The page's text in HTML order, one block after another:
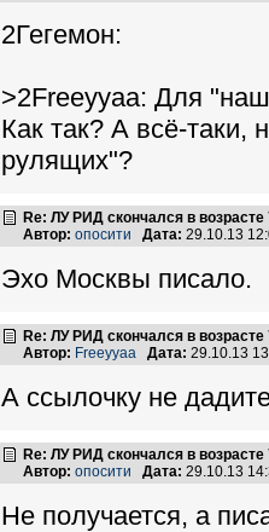
2Гегемон:
>2Freeyyaa: Для
Как так? А всё-
рулящих"?
Re: ЛУ РИД скончался в возрасте
Автор: опосити Дата: 29.10.13
Эхо Москвы писало.
Re: ЛУ РИД скончался в возрасте
Автор: Freeyyaa Дата: 29.10.13
А ссылочку не
Re: ЛУ РИД скончался в возрасте
Автор: опосити Дата: 29.10.13
Не получается, а